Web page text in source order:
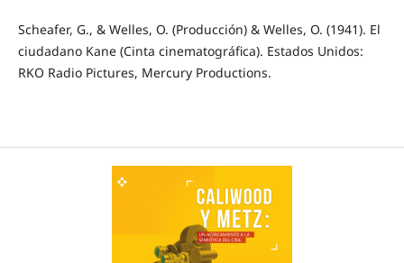
Scheafer, G., & Welles, O. (Producción) & Welles, O. (1941). El
ciudadano Kane (Cinta cinematográfica). Estados Unidos:
RKO Radio Pictures, Mercury Productions.